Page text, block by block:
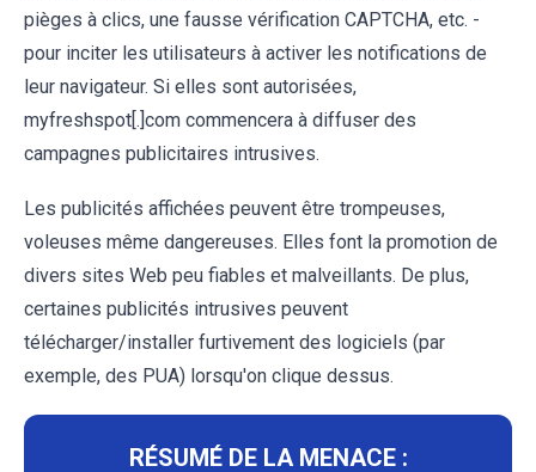
pièges à clics, une fausse vérification CAPTCHA, etc. -
pour inciter les utilisateurs à activer les notifications de
leur navigateur. Si elles sont autorisées,
myfreshspot[.]com commencera à diffuser des
campagnes publicitaires intrusives.
Les publicités affichées peuvent être trompeuses,
voleuses même dangereuses. Elles font la promotion de
divers sites Web peu fiables et malveillants. De plus,
certaines publicités intrusives peuvent
télécharger/installer furtivement des logiciels (par
exemple, des PUA) lorsqu'on clique dessus.
RÉSUMÉ DE LA MENACE :